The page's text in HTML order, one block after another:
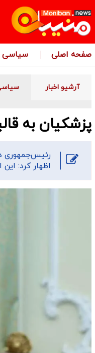
صفحه اصلی سیاسی
آرشیو اخبار
پزشکیان به
رئیس‌جمهوری
اظهار کرد: